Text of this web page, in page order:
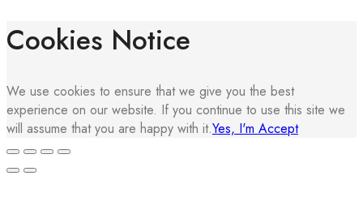
Cookies Notice
We use cookies to ensure that we give you the best
experience on our website. If you continue to use this site we
will assume that you are happy with it.Yes, I'm Accept